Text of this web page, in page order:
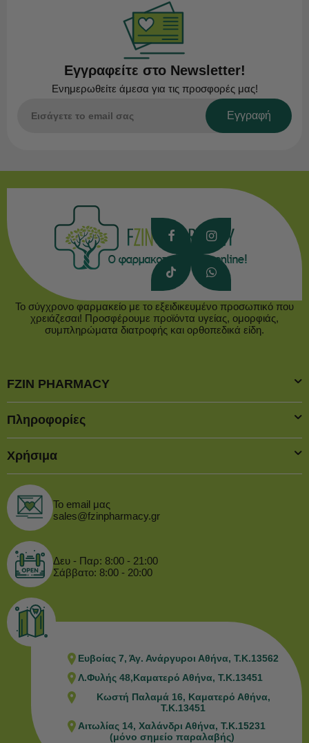
Εγγραφείτε στο Newsletter!
Ενημερωθείτε άμεσα για τις προσφορές μας!
Εγγραφή
Το σύγχρονο φαρμακείο με το εξειδικευμένο προσωπικό που
χρειάζεσαι! Προσφέρουμε προϊόντα υγείας, ομορφιάς,
συμπληρώματα διατροφής και ορθοπεδικά είδη.
FZIN PHARMACY
Πληροφορίες
Χρήσιμα
Το email μας
sales@fzinpharmacy.gr
Δευ - Παρ: 8:00 - 21:00
Σάββατο: 8:00 - 20:00
Ευβοίας 7, Άγ. Ανάργυροι Αθήνα, Τ.Κ.13562
Λ.Φυλής 48,Καματερό Αθήνα, Τ.Κ.13451
Κωστή Παλαμά 16, Καματερό Αθήνα,
Τ.Κ.13451
Αιτωλίας 14, Χαλάνδρι Αθήνα, Τ.Κ.15231
(μόνο σημείο παραλαβής)